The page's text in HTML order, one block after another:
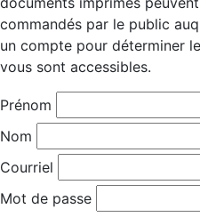
commandés par le public
un compte pour déterminer
vous sont accessibles.
Prénom
Nom
Courriel
Mot de passe